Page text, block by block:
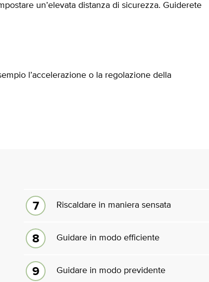
un’elevata distanza di sicurezza. Guiderete
l’accelerazione o la regolazione della
Riscaldare in maniera sensata
Guidare in modo efficiente
Guidare in modo previdente